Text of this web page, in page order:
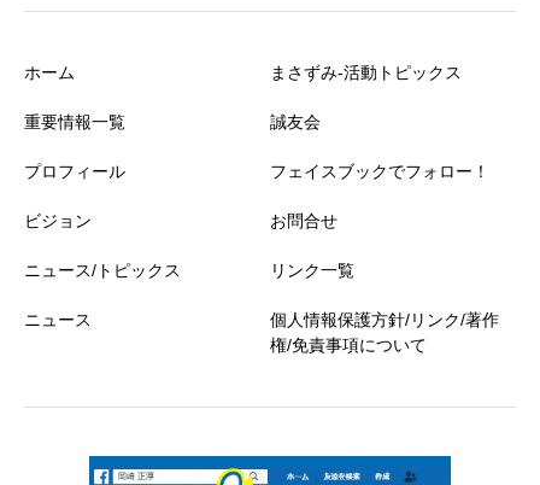
ホーム
重要情報一覧
プロフィール
ビジョン
ニュース/トピックス
ニュース
まさずみ-活動トピックス
誠友会
フェイスブックでフォロー！
お問合せ
リンク一覧
個人情報保護方針/リンク/著作
権/免責事項について